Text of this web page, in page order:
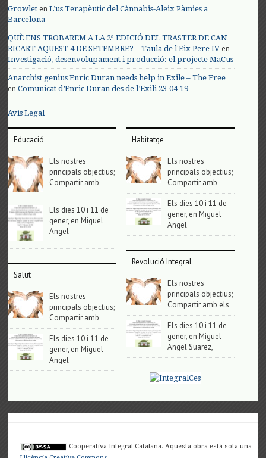
Growlet enL’us Terapèutic del Cànnabis-Aleix Pàmies a
Barcelona
QUÈ ENS TROBAREM A LA 2ª EDICIÓ DEL TRASTER DE CAN
RICART AQUEST 4 DE SETEMBRE? – Taula de l'Eix Pere IV en
Investigació, desenvolupament i producció: el projecte MaCus
Anarchist genius Enric Duran needs help in Exile – The Free
enComunicat d’Enric Duran des de l’Exili 23-04-19
Avis Legal
Educació
Els nostres
principals objectius;
Compartir amb
Els dies 10 i 11 de
gener, en Miguel
Angel
Salut
Els nostres
principals objectius;
Compartir amb
Els dies 10 i 11 de
gener, en Miguel
Angel
Habitatge
Els nostres
principals objectius;
Compartir amb
Els dies 10 i 11 de
gener, en Miguel
Angel
Revolució Integral
Els nostres
principals objectius;
Compartir amb els
Els dies 10 i 11 de
gener, en Miguel
Angel Suarez,
Cooperativa Integral Catalana. Aquesta obra està sota una